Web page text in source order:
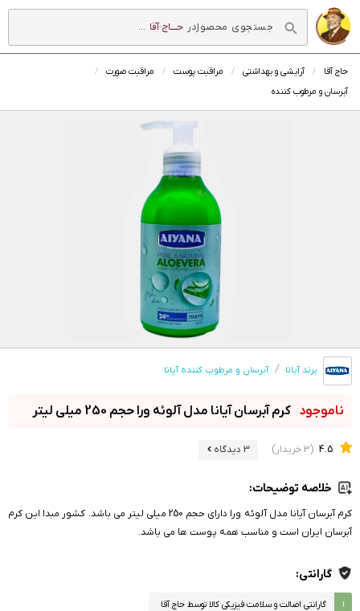
در حــــاج آقا ...
حاج آقا آرایشی و بهداشتی مراقبت پوست
مراقبت صورت
آبرسان و مرطوب کننده
برند آیانا آبرسان و مرطوب کننده آیانا
کرم آبرسان آیانا مدل آلوئه ورا حجم 250 میلی لیتر
4.5 (3 خریدار) 3 دیدگاه
خلاصه توضیحات:
کرم آبرسان آیانا مدل آلوئه ورا دارای حجم 250 میلی لیتر می باشد. کشور مبدا این کرم
آبرسان ایران است و مناسب همه پوست ها می باشد.
گارانتی:
۱ گارانتی اصالت و سلامت فیزیکی کالا توسط حاج آقا